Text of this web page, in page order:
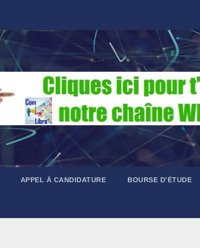
APPEL À CANDIDATURE BOURSE D’ÉTUDE